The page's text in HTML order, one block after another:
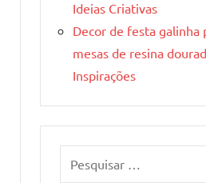
Ideias Criativas
Decor de festa galinha
mesas de resina
Inspirações